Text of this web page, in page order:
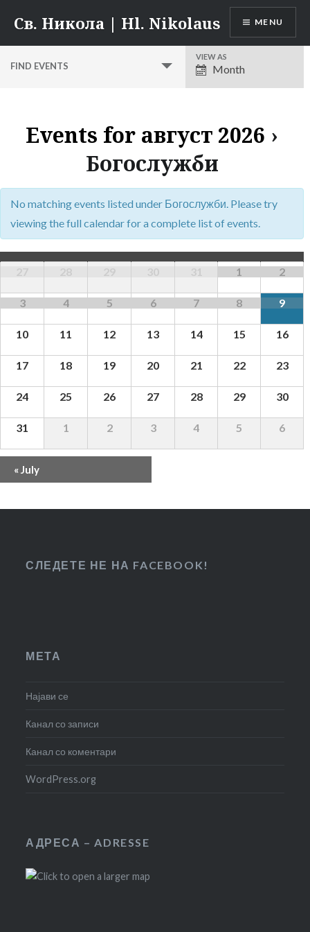
content
Св. Никола | Hl. Nikolaus MENU
FIND EVENTS
Event
Views
VIEW AS
Month
Events for август 2026 ›
Богослужби
No matching events listed under Богослужби. Please try
viewing the full calendar for a complete list of events.
1 2
3 4 5 6 7 8 9
10 11 12 13 14 15 16
17 18 19 20 21 22 23
24 25 26 27 28 29 30
31 1 2 3 4 5 6
Calendar
Month
Navigation
«July
СЛЕДЕТЕ НЕ НА FACEBOOK!
МЕТА
Најави се
Канал со записи
Канал со коментари
WordPress.org
АДРЕСА – ADRESSE